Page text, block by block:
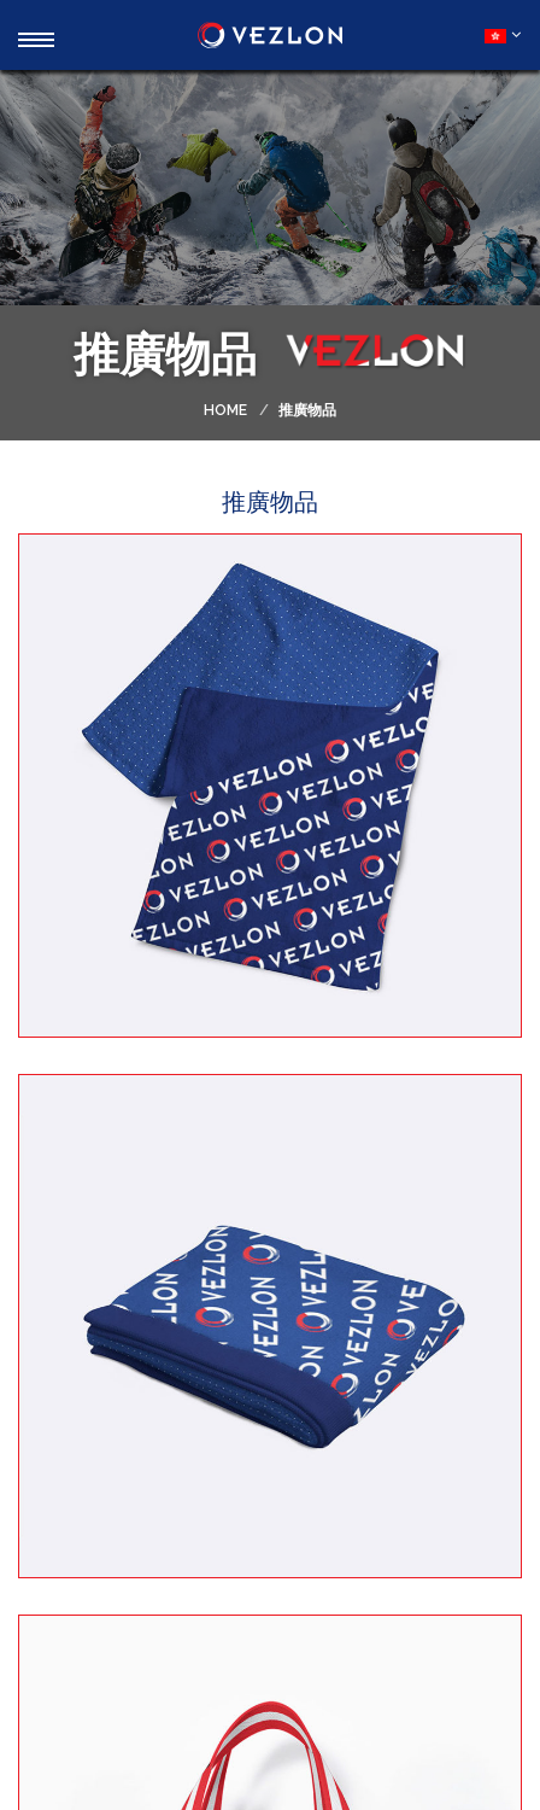
推廣物品
HOME 推廣物品
推廣物品